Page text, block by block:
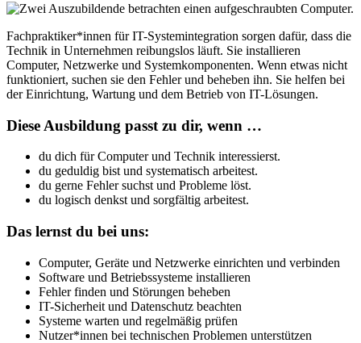
Fachpraktiker*innen für IT-Systemintegration sorgen dafür, dass die
Technik in Unternehmen reibungslos läuft. Sie installieren
Computer, Netzwerke und Systemkomponenten. Wenn etwas nicht
funktioniert, suchen sie den Fehler und beheben ihn. Sie helfen bei
der Einrichtung, Wartung und dem Betrieb von IT-Lösungen.
Diese Ausbildung passt zu dir, wenn …
du dich für Computer und Technik interessierst.
du geduldig bist und systematisch arbeitest.
du gerne Fehler suchst und Probleme löst.
du logisch denkst und sorgfältig arbeitest.
Das lernst du bei uns:
Computer, Geräte und Netzwerke einrichten und verbinden
Software und Betriebssysteme installieren
Fehler finden und Störungen beheben
IT-Sicherheit und Datenschutz beachten
Systeme warten und regelmäßig prüfen
Nutzer*innen bei technischen Problemen unterstützen